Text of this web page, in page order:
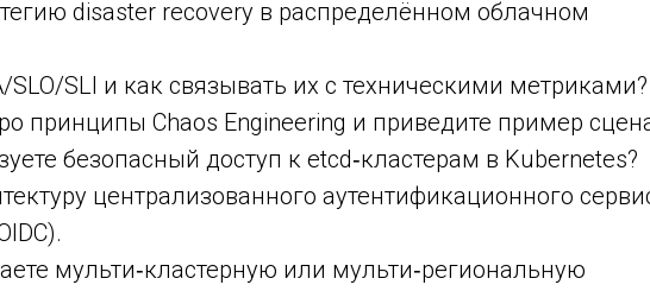
disaster recovery в распределённом облачном
SLO/SLI и как связывать их с техническими метриками?
принципы Chaos Engineering и приведите пример
безопасный доступ к etcd‑кластерам в Kubernetes?
централизованного аутентификационного
мульти‑кластерную или мульти‑региональную